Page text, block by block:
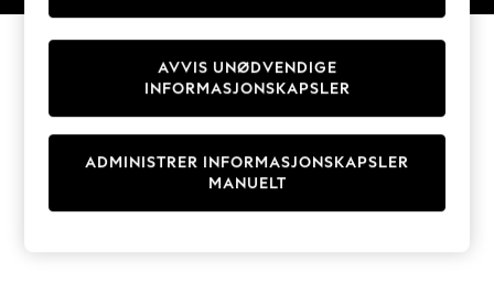
Sweatshirts & Hoodies
Knitwear
Cardigans
Dresses
Sets & Outfits
T-Shirts
ADMINISTRER INFORMASJONSKAPSLER
MANUELT
AVVIS UNØDVENDIGE
INFORMASJONSKAPSLER